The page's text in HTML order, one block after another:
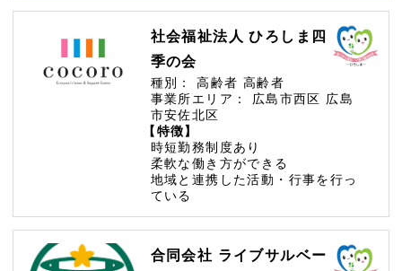
社会福祉法人 ひろしま四
季の会
種別： 高齢者 高齢者
事業所エリア：
広島市西区 広島
市安佐北区
【特徴】
時短勤務制度あり
柔軟な働き方ができる
地域と連携した活動・行事を行っ
ている
合同会社 ライブサルベー